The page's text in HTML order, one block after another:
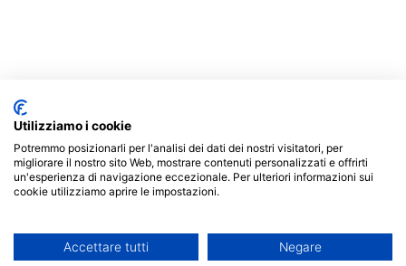
Utilizziamo i cookie
Potremmo posizionarli per l'analisi dei dati dei nostri visitatori, per
migliorare il nostro sito Web, mostrare contenuti personalizzati e offrirti
un'esperienza di navigazione eccezionale. Per ulteriori informazioni sui
cookie utilizziamo aprire le impostazioni.
Accettare tutti Negare